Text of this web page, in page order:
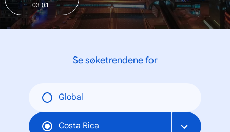
03:01
Se søketrendene for
Global
Costa Rica